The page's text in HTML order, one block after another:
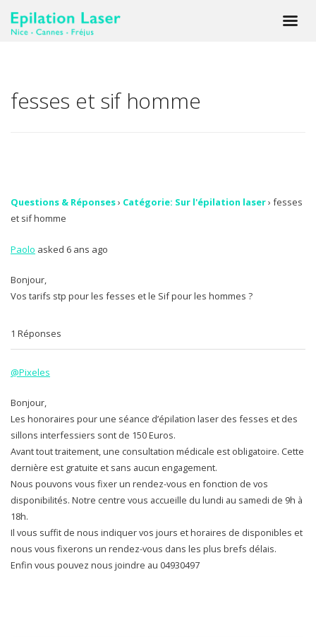
fesses et sif homme
Questions & Réponses› Catégorie: Sur l'épilation laser› fesses
et sif homme
Paolo asked 6 ans ago
Bonjour,
Vos tarifs stp pour les fesses et le Sif pour les hommes ?
1 Réponses
@Pixeles
Bonjour,
Les honoraires pour une séance d’épilation laser des fesses et des
sillons interfessiers sont de 150 Euros.
Avant tout traitement, une consultation médicale est obligatoire. Cette
dernière est gratuite et sans aucun engagement.
Nous pouvons vous fixer un rendez-vous en fonction de vos
disponibilités. Notre centre vous accueille du lundi au samedi de 9h à
18h.
Il vous suffit de nous indiquer vos jours et horaires de disponibles et
nous vous fixerons un rendez-vous dans les plus brefs délais.
Enfin vous pouvez nous joindre au 04930497